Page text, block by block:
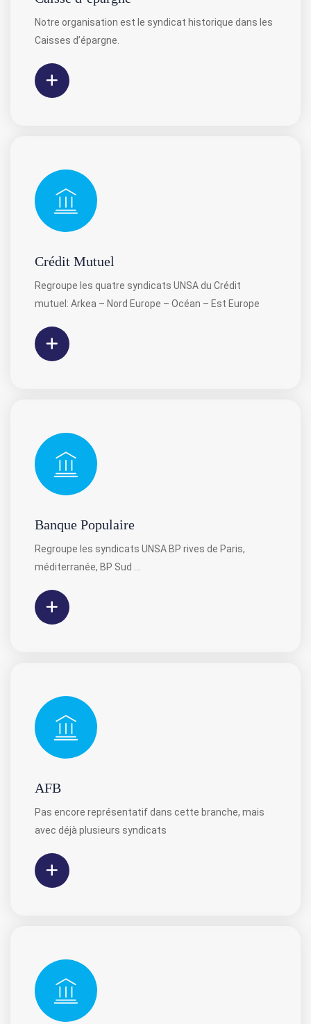
Notre organisation est le syndicat historique dans les
Caisses d’épargne.
Crédit Mutuel
⁣⁣Regroupe les quatre syndicats UNSA du Crédit
mutuel: Arkea – Nord Europe – Océan – Est Europe
Banque Populaire
Regroupe les syndicats UNSA BP rives de Paris,
méditerranée, BP Sud …
AFB
Pas encore représentatif dans cette branche, mais
avec déjà plusieurs syndicats